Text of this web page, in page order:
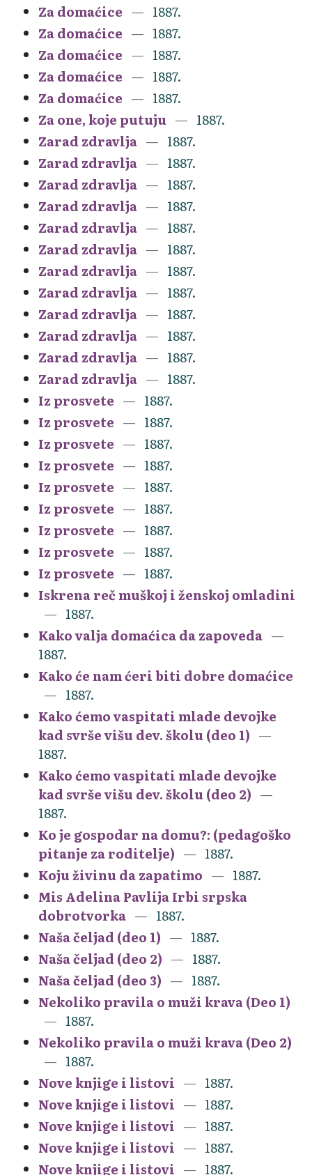
Za domaćice
1887.
Za domaćice
1887.
Za domaćice
1887.
Za domaćice
1887.
Za domaćice
1887.
Za one, koje putuju
1887.
Zarad zdravlja
1887.
Zarad zdravlja
1887.
Zarad zdravlja
1887.
Zarad zdravlja
1887.
Zarad zdravlja
1887.
Zarad zdravlja
1887.
Zarad zdravlja
1887.
Zarad zdravlja
1887.
Zarad zdravlja
1887.
Zarad zdravlja
1887.
Zarad zdravlja
1887.
Zarad zdravlja
1887.
Iz prosvete
1887.
Iz prosvete
1887.
Iz prosvete
1887.
Iz prosvete
1887.
Iz prosvete
1887.
Iz prosvete
1887.
Iz prosvete
1887.
Iz prosvete
1887.
Iz prosvete
1887.
Iskrena reč muškoj i ženskoj omladini
1887.
Kako valja domaćica da zapoveda
1887.
Kako će nam ćeri biti dobre domaćice
1887.
Kako ćemo vaspitati mlade devojke
kad svrše višu dev. školu (deo 1)
1887.
Kako ćemo vaspitati mlade devojke
kad svrše višu dev. školu (deo 2)
1887.
Ko je gospodar na domu?: (pedagoško
pitanje za roditelje)
1887.
Koju živinu da zapatimo
1887.
Mis Adelina Pavlija Irbi srpska
dobrotvorka
1887.
Naša čeljad (deo 1)
1887.
Naša čeljad (deo 2)
1887.
Naša čeljad (deo 3)
1887.
Nekoliko pravila o muži krava (Deo 1)
1887.
Nekoliko pravila o muži krava (Deo 2)
1887.
Nove knjige i listovi
1887.
Nove knjige i listovi
1887.
Nove knjige i listovi
1887.
Nove knjige i listovi
1887.
Nove knjige i listovi
1887.